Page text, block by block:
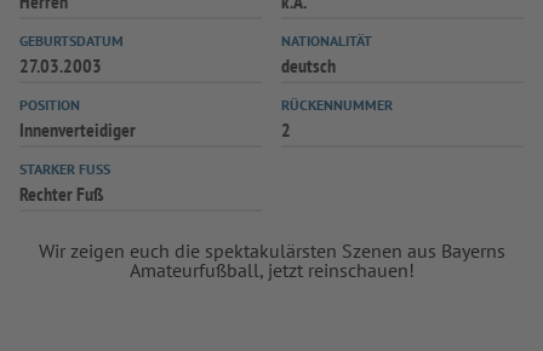
SPIELPLUS
GEBURTSDATUM
27.03.2003
NATIONALITÄT
deutsch
POSITION
Innenverteidiger
RÜCKENNUMMER
2
STARKER FUSS
Rechter Fuß
Wir zeigen euch die spektakulärsten Szenen aus Bayerns
Amateurfußball, jetzt reinschauen!